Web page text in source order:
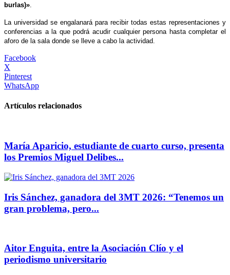
burlas)»
La universidad se engalanará para recibir todas estas representaciones y
conferencias a la que podrá acudir cualquier persona hasta completar el
aforo de la sala donde se lleve a cabo la actividad.
Facebook
X
Pinterest
WhatsApp
Artículos relacionados
María Aparicio, estudiante de cuarto curso, presenta
los Premios Miguel Delibes...
Iris Sánchez, ganadora del 3MT 2026: “Tenemos un
gran problema, pero...
Aitor Enguita, entre la Asociación Clío y el
periodismo universitario